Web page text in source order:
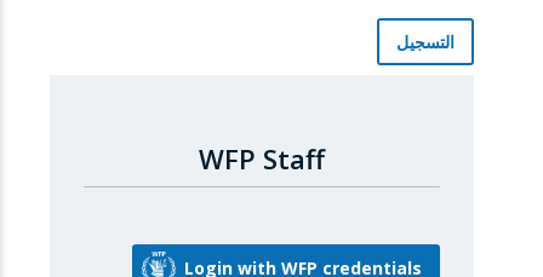
التسجيل
WFP Staff